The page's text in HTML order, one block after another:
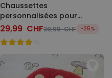
Chaussettes
personnalisées pour
maman ou papa
29,99 CHF39,99 CHF -25%